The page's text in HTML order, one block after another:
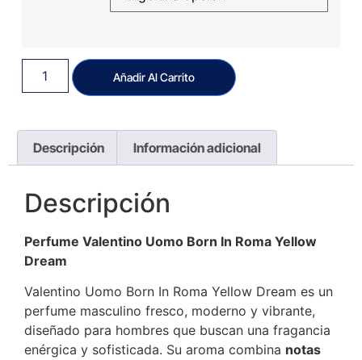
Añadir Al Carrito
Descripción Información adicional
Descripción
Perfume Valentino Uomo Born In Roma Yellow
Dream
Valentino Uomo Born In Roma Yellow Dream es un
perfume masculino fresco, moderno y vibrante,
diseñado para hombres que buscan una fragancia
enérgica y sofisticada. Su aroma combina notas